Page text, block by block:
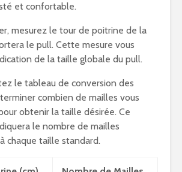
et confortable.
mesurez le tour de poitrine de la
le pull. Cette mesure vous
de la taille globale du pull.
le tableau de conversion des
combien de mailles vous
obtenir la taille désirée. Ce
le nombre de mailles
chaque taille standard.